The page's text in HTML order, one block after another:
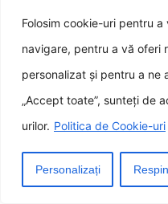
Folosim cookie-uri pentru
navigare, pentru a vă oferi
personalizat și pentru a ne
„Accept toate”, sunteți de
urilor. Politica de Cookie-uri
Personalizați
frumuseții în care
Împărtășirea
După ce ați făcut
grozave, veți pofti